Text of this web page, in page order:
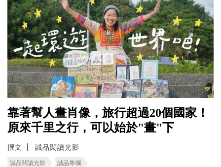
靠著幫人畫肖像，旅行超過20個國家！
原來千里之行，可以始於"畫"下
撰文 誠品閱讀光影
誠品閱讀光影 誠品專欄